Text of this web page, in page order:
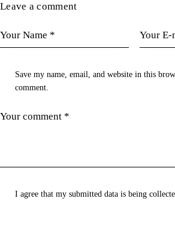
Leave a comment
Save my name, email, and website in this
comment.
I agree that my submitted data is being